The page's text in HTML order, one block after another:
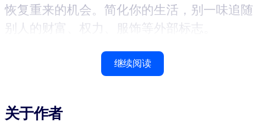
恢复重来的机会。简化你的生活，别一味追随
别人的财富、权力、服饰等外部标志。
继续阅读
关于作者